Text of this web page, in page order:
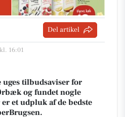
Del artikel
16:01
uges tilbudsaviser for
og fundet nogle
et udpluk af de bedste